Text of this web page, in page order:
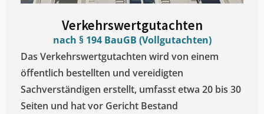
Verkehrswertgutachten
nach § 194 BauGB (Vollgutachten)
Das Verkehrswertgutachten wird von einem
öffentlich bestellten und vereidigten
Sachverständigen erstellt, umfasst etwa 20 bis 30
Seiten und hat vor Gericht Bestand